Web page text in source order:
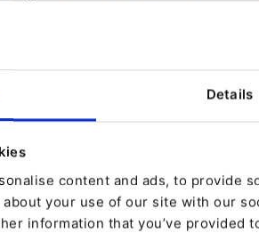
Details
content and ads, to provide
your use of our site with our
information that you’ve provided
betrachtet werden - mit
in dem die digitale Reife und